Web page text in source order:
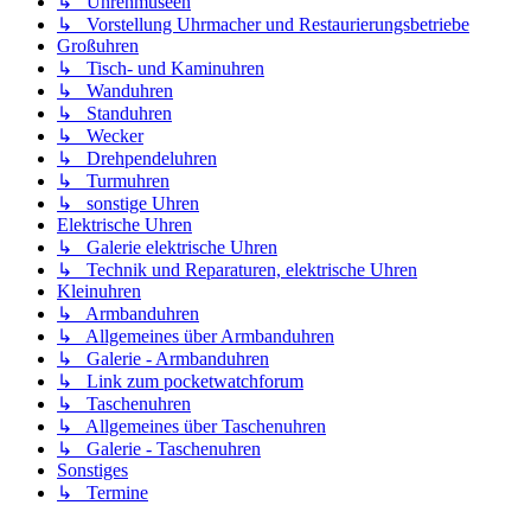
↳ Vorstellung Uhrmacher und Restaurierungsbetriebe
Großuhren
↳ Tisch- und Kaminuhren
↳ Wanduhren
↳ Standuhren
↳ Wecker
↳ Drehpendeluhren
↳ Turmuhren
↳ sonstige Uhren
Elektrische Uhren
↳ Galerie elektrische Uhren
↳ Technik und Reparaturen, elektrische Uhren
Kleinuhren
↳ Armbanduhren
↳ Allgemeines über Armbanduhren
↳ Galerie - Armbanduhren
↳ Link zum pocketwatchforum
↳ Taschenuhren
↳ Allgemeines über Taschenuhren
↳ Galerie - Taschenuhren
Sonstiges
↳ Termine